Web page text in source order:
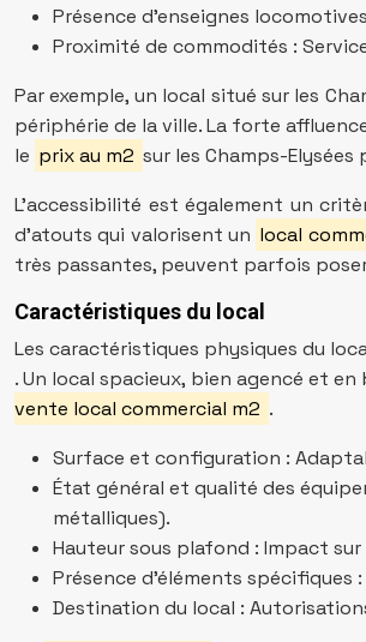
Présence d’enseignes
Proximité de commodités :
Par exemple, un local situé sur les
périphérie de la ville. La forte
le prix au m2 sur les Champs-
L’accessibilité est également un
d’atouts qui valorisent un local
très passantes, peuvent parfois
Caractéristiques du local
Les caractéristiques physiques du
. Un local spacieux, bien agencé et
vente local commercial m2 .
Surface et configuration :
État général et qualité des
métalliques).
Hauteur sous plafond : Impact
Présence d’éléments
Destination du local :